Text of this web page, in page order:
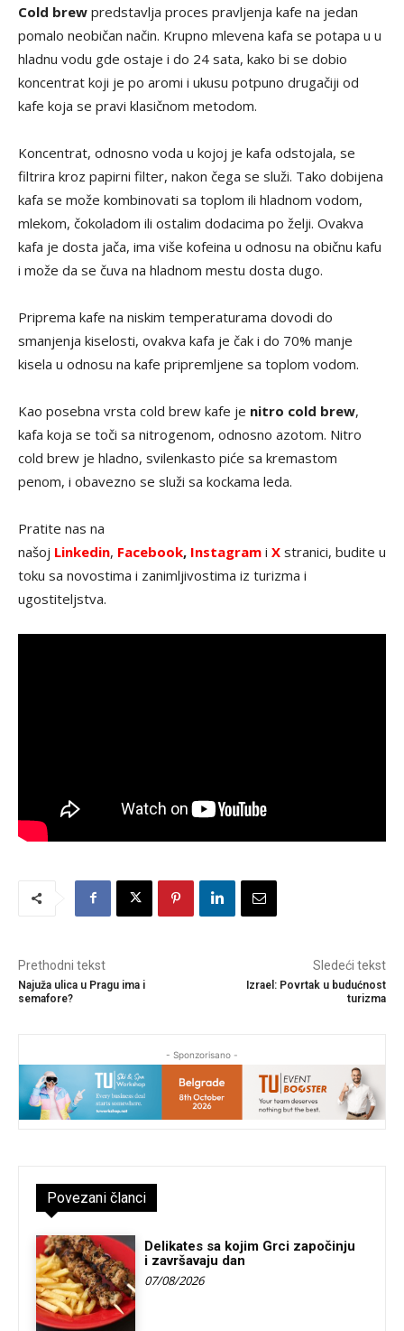
Cold brew predstavlja proces pravljenja kafe na jedan
pomalo neobičan način. Krupno mlevena kafa se potapa u u
hladnu vodu gde ostaje i do 24 sata, kako bi se dobio
koncentrat koji je po aromi i ukusu potpuno drugačiji od
kafe koja se pravi klasičnom metodom.
Koncentrat, odnosno voda u kojoj je kafa odstojala, se
filtrira kroz papirni filter, nakon čega se služi. Tako dobijena
kafa se može kombinovati sa toplom ili hladnom vodom,
mlekom, čokoladom ili ostalim dodacima po želji. Ovakva
kafa je dosta jača, ima više kofeina u odnosu na običnu kafu
i može da se čuva na hladnom mestu dosta dugo.
Priprema kafe na niskim temperaturama dovodi do
smanjenja kiselosti, ovakva kafa je čak i do 70% manje
kisela u odnosu na kafe pripremljene sa toplom vodom.
Kao posebna vrsta cold brew kafe je nitro cold brew,
kafa koja se toči sa nitrogenom, odnosno azotom. Nitro
cold brew je hladno, svilenkasto piće sa kremastom
penom, i obavezno se služi sa kockama leda.
Pratite nas na
našoj Linkedin, Facebook, Instagram i X stranici, budite u
toku sa novostima i zanimljivostima iz turizma i
ugostiteljstva.
Prethodni tekst
Najuža ulica u Pragu ima i
semafore?
Sledeći tekst
Izrael: Povrtak u budućnost
turizma
- Sponzorisano -
Povezani članci
Delikates sa kojim Grci započinju
i završavaju dan
07/08/2026